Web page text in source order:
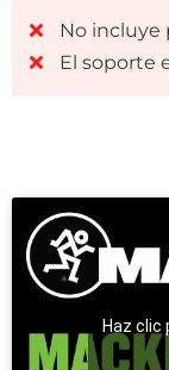
No incluye
El soporte
Haz clic